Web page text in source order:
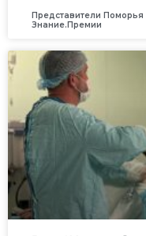
Представители
Знание.Премии